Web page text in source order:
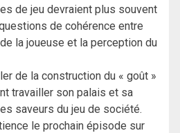
de jeu devraient plus souvent
de cohérence entre
la joueuse et la perception du
de la construction du « goût »
travailler son palais et sa
saveurs du jeu de société.
le prochain épisode sur